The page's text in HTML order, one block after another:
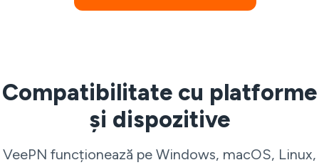
Compatibilitate cu platforme
și dispozitive
VeePN funcționează pe Windows, macOS, Linux,